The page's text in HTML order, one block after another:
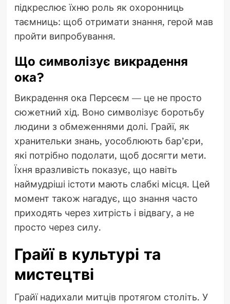
підкреслює їхню роль як охоронниць
таємниць: щоб отримати знання, герой мав
пройти випробування.
Що символізує викрадення
ока?
Викрадення ока Персеєм — це не просто
сюжетний хід. Воно символізує боротьбу
людини з обмеженнями долі. Грайї, як
хранительки знань, уособлюють бар’єри,
які потрібно подолати, щоб досягти мети.
Їхня вразливість показує, що навіть
наймудріші істоти мають слабкі місця. Цей
момент також нагадує, що знання часто
приходять через хитрість і відвагу, а не
просто через силу.
Грайї в культурі та
мистецтві
Грайї надихали митців протягом століть. У